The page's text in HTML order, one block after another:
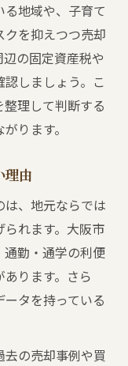
地域や、子育て
を抑えつつ売却
の固定資産税や
しましょう。こ
理して判断する
ります。
理由
、地元ならでは
れます。大阪市
勤・通学の利便
ります。さら
タを持っている
の売却事例や買